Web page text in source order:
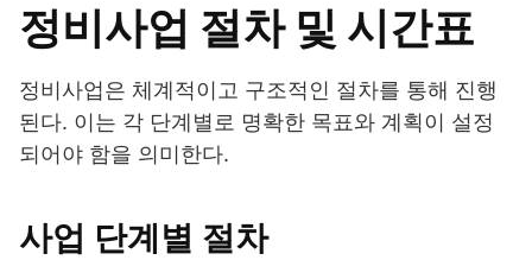
정비사업 절차 및 시간표
정비사업은 체계적이고 구조적인 절차를 통해 진행
된다. 이는 각 단계별로 명확한 목표와 계획이 설정
되어야 함을 의미한다.
사업 단계별 절차